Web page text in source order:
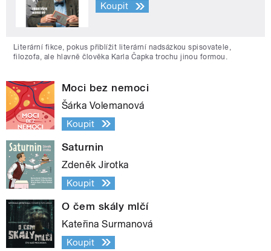
Koupit
Literární fikce, pokus přiblížit literární nadsázkou spisovatele,
filozofa, ale hlavně člověka Karla Čapka trochu jinou formou.
Moci bez nemoci
Šárka Volemanová
Koupit
Saturnin
Zdeněk Jirotka
Koupit
O čem skály mlčí
Kateřina Surmanová
Koupit